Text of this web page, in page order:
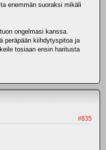
enemmän suoraksi mikäli
ongelmasi kanssa.
peräpään kiihdytyspitoa ja
tosiaan ensin haritusta
#835